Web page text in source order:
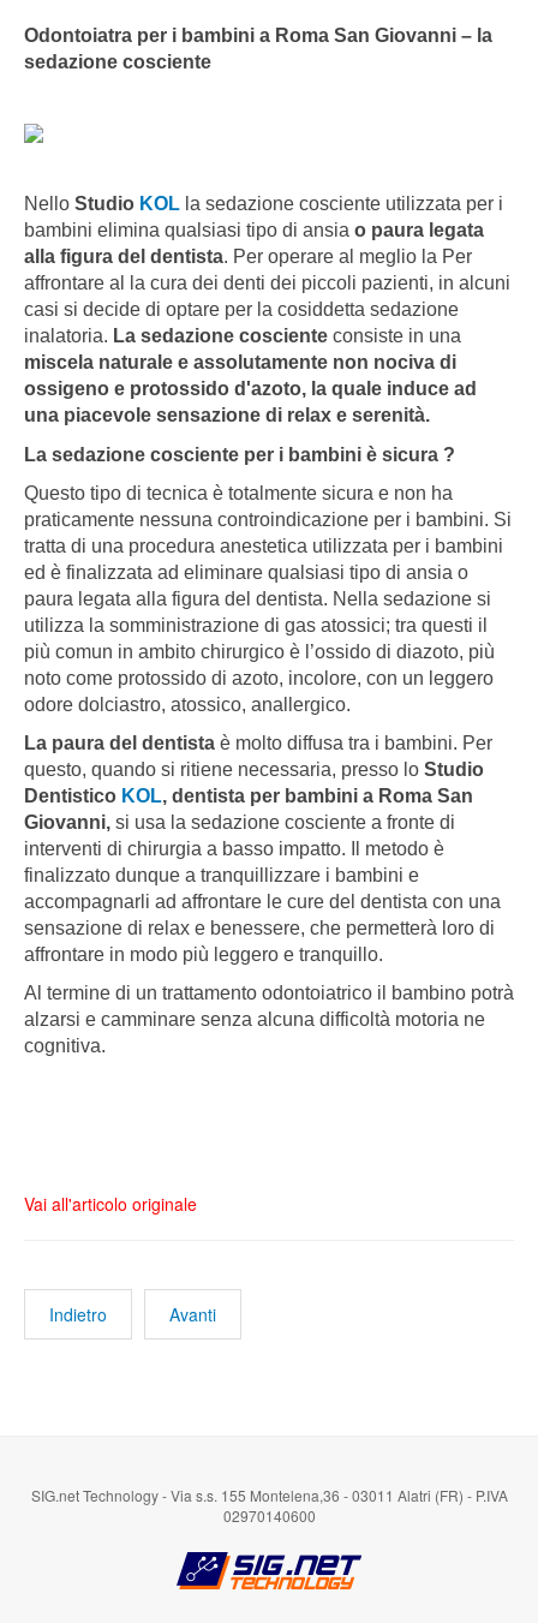
Odontoiatra per i bambini a Roma San Giovanni – la
sedazione cosciente
Nello Studio KOL la sedazione cosciente utilizzata per i
bambini elimina qualsiasi tipo di ansia o paura legata
alla figura del dentista. Per operare al meglio la Per
affrontare al la cura dei denti dei piccoli pazienti, in alcuni
casi si decide di optare per la cosiddetta sedazione
inalatoria. La sedazione cosciente consiste in una
miscela naturale e assolutamente non nociva di
ossigeno e protossido d'azoto, la quale induce ad
una piacevole sensazione di relax e serenità.
La sedazione cosciente per i bambini è sicura ?
Questo tipo di tecnica è totalmente sicura e non ha
praticamente nessuna controindicazione per i bambini. Si
tratta di una procedura anestetica utilizzata per i bambini
ed è finalizzata ad eliminare qualsiasi tipo di ansia o
paura legata alla figura del dentista. Nella sedazione si
utilizza la somministrazione di gas atossici; tra questi il
più comun in ambito chirurgico è l’ossido di diazoto, più
noto come protossido di azoto, incolore, con un leggero
odore dolciastro, atossico, anallergico.
La paura del dentista è molto diffusa tra i bambini. Per
questo, quando si ritiene necessaria, presso lo Studio
Dentistico KOL, dentista per bambini a Roma San
Giovanni, si usa la sedazione cosciente a fronte di
interventi di chirurgia a basso impatto. Il metodo è
finalizzato dunque a tranquillizzare i bambini e
accompagnarli ad affrontare le cure del dentista con una
sensazione di relax e benessere, che permetterà loro di
affrontare in modo più leggero e tranquillo.
Al termine di un trattamento odontoiatrico il bambino potrà
alzarsi e camminare senza alcuna difficoltà motoria ne
cognitiva.
Vai all'articolo originale
Indietro Avanti
SIG.net Technology - Via s.s. 155 Montelena,36 - 03011 Alatri (FR) - P.IVA
02970140600